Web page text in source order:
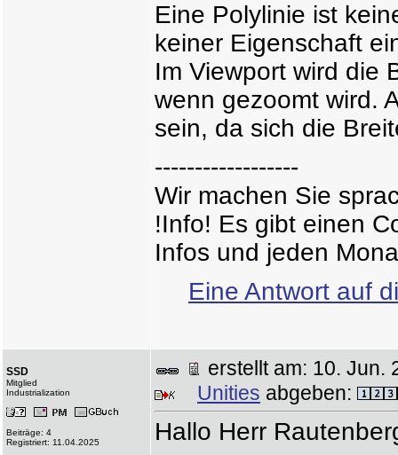
Eine Polylinie ist
keiner Eigenschaft
Im Viewport wird die
wenn gezoomt wird.
sein, da sich die
------------------
Wir machen Sie
!Info! Es gibt einen
Infos und jeden
Eine Antwort auf
SSD
Mitglied
Industrialization
Beiträge: 4
Registriert: 11.04.2025
erstellt am: 10.
Unities abgeben:
Hallo Herr